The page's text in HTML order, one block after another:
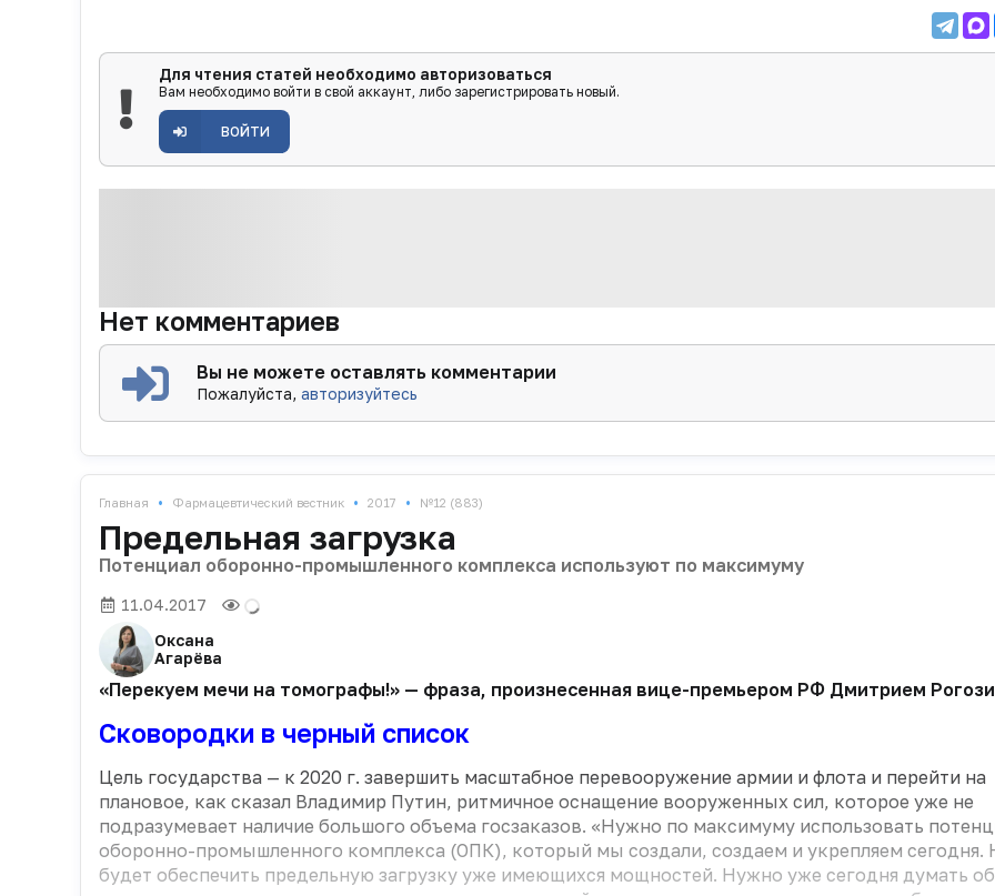
Для чтения статей необходимо авторизоваться
Вам необходимо войти в свой аккаунт, либо зарегистрировать новый.
ВОЙТИ
Нет комментариев
Вы не можете оставлять комментарии
Пожалуйста,авторизуйтесь
Главная • Фармацевтический вестник • 2017 • №12 (883)
Предельная загрузка
Потенциал оборонно-промышленного комплекса используют по максимуму
11.04.2017
Оксана
Агарёва
«Перекуем мечи на томографы!» — фраза, произнесенная вице-премьером РФ Дмитрием
Сковородки в черный список
Цель государства — к 2020 г. завершить масштабное перевооружение армии и флота и перейти на
плановое, как сказал Владимир Путин, ритмичное оснащение вооруженных сил, которое уже не
подразу­мевает наличие большого объема госзаказов. «Нужно по максимуму использовать
оборонно-промышленного комплекса (ОПК), который мы создали, создаем и укрепляем сегодня.
будет обеспечить предельную загрузку уже имеющихся мощностей. Нужно уже сегодня думать об